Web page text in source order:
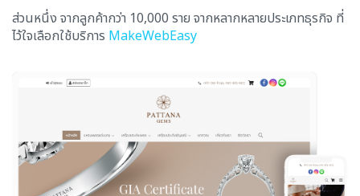
ส่วนหนึ่ง จากลูกค้ากว่า 10,000 ราย จากหลากหลายประเภทธุรกิจ ที่
ไว้ใจเลือกใช้บริการ MakeWebEasy